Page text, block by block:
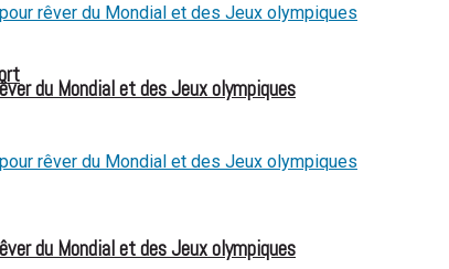
du Mondial et des Jeux olympiques
du Mondial et des Jeux olympiques